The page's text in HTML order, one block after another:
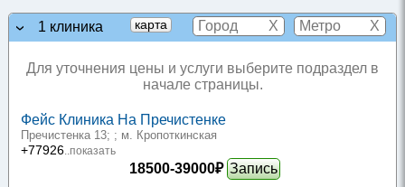
1 клиника карта X X
Для уточнения цены и услуги выберите подраздел в
начале страницы.
Фейс Клиника На Пречистенке
Пречистенка 13; ; м. Кропоткинская
+77926..показать
18500-39000₽ Запись